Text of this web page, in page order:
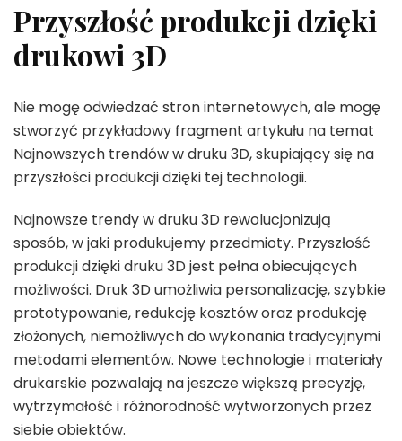
Przyszłość produkcji dzięki
drukowi 3D
Nie mogę odwiedzać stron internetowych, ale mogę
stworzyć przykładowy fragment artykułu na temat
Najnowszych trendów w druku 3D, skupiający się na
przyszłości produkcji dzięki tej technologii.
Najnowsze trendy w druku 3D rewolucjonizują
sposób, w jaki produkujemy przedmioty. Przyszłość
produkcji dzięki druku 3D jest pełna obiecujących
możliwości. Druk 3D umożliwia personalizację, szybkie
prototypowanie, redukcję kosztów oraz produkcję
złożonych, niemożliwych do wykonania tradycyjnymi
metodami elementów. Nowe technologie i materiały
drukarskie pozwalają na jeszcze większą precyzję,
wytrzymałość i różnorodność wytworzonych przez
siebie obiektów.